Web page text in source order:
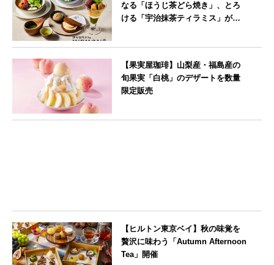
なる「ほうじ茶どら焼き」、とろ
ける「宇治抹茶ティラミス」が新
【果実屋珈琲】山梨産・福島産の
旬果実「白桃」のデザートを数量
限定販売
【ヒルトン東京ベイ】秋の味覚を
贅沢に味わう「Autumn Afternoon
Tea」開催